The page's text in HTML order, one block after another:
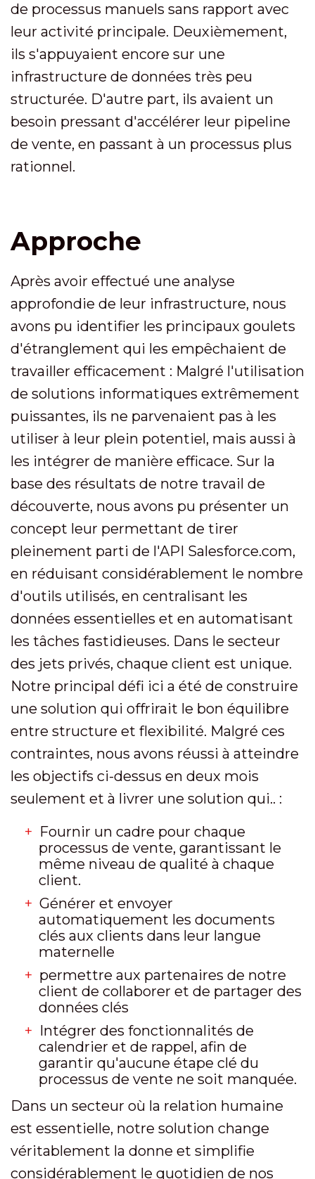
de processus manuels sans rapport avec
leur activité principale. Deuxièmement,
ils s'appuyaient encore sur une
infrastructure de données très peu
structurée. D'autre part, ils avaient un
besoin pressant d'accélérer leur pipeline
de vente, en passant à un processus plus
rationnel.
Approche
Après avoir effectué une analyse
approfondie de leur infrastructure, nous
avons pu identifier les principaux goulets
d'étranglement qui les empêchaient de
travailler efficacement : Malgré l'utilisation
de solutions informatiques extrêmement
puissantes, ils ne parvenaient pas à les
utiliser à leur plein potentiel, mais aussi à
les intégrer de manière efficace. Sur la
base des résultats de notre travail de
découverte, nous avons pu présenter un
concept leur permettant de tirer
pleinement parti de l'API Salesforce.com,
en réduisant considérablement le nombre
d'outils utilisés, en centralisant les
données essentielles et en automatisant
les tâches fastidieuses. Dans le secteur
des jets privés, chaque client est unique.
Notre principal défi ici a été de construire
une solution qui offrirait le bon équilibre
entre structure et flexibilité. Malgré ces
contraintes, nous avons réussi à atteindre
les objectifs ci-dessus en deux mois
seulement et à livrer une solution qui.. :
Fournir un cadre pour chaque
processus de vente, garantissant le
même niveau de qualité à chaque
client.
Générer et envoyer
automatiquement les documents
clés aux clients dans leur langue
maternelle
permettre aux partenaires de notre
client de collaborer et de partager des
données clés
Intégrer des fonctionnalités de
calendrier et de rappel, afin de
garantir qu'aucune étape clé du
processus de vente ne soit manquée.
Dans un secteur où la relation humaine
est essentielle, notre solution change
véritablement la donne et simplifie
considérablement le quotidien de nos